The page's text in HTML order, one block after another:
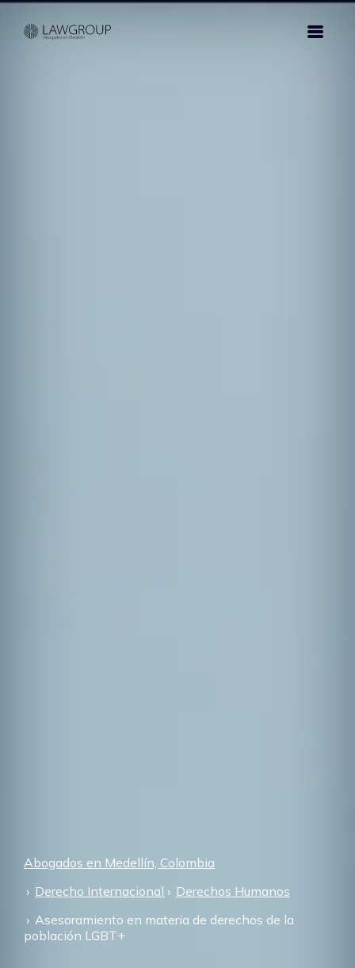
Abogados en Medellín, Colombia
Derecho Internacional
Derechos Humanos
Asesoramiento en materia de derechos de la
población LGBT+